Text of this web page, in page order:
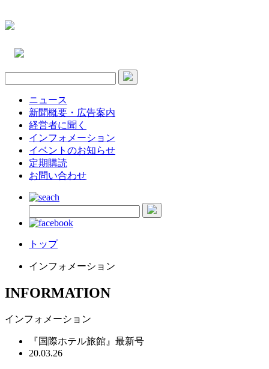
ニュース
新聞概要・広告案内
経営者に聞く
インフォメーション
イベントのお知らせ
定期購読
お問い合わせ
トップ
インフォメーション
INFORMATION
インフォメーション
『国際ホテル旅館』最新号
20.03.26